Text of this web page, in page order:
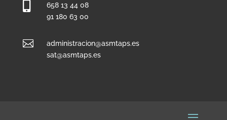
658 13 44 08
91 180 63 00

administracion@asmtaps.es
sat@asmtaps.es